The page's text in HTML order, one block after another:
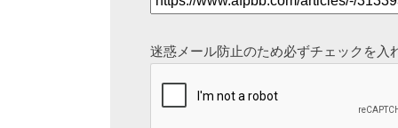
迷惑メール防止のため必ずチェックを入